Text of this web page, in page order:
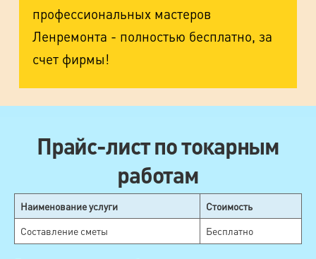
профессиональных мастеров
Ленремонта - полностью бесплатно, за
счет фирмы!
Прайс-лист по токарным
работам
Наименование услуги
Стоимость
Составление сметы
Бесплатно